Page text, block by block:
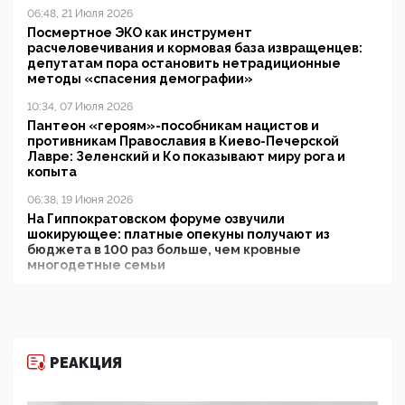
06:48, 21 Июля 2026
Посмертное ЭКО как инструмент
расчеловечивания и кормовая база извращенцев:
депутатам пора остановить нетрадиционные
методы «спасения демографии»
10:34, 07 Июля 2026
Пантеон «героям»-пособникам нацистов и
противникам Православия в Киево-Печерской
Лавре: Зеленский и Ко показывают миру рога и
копыта
06:38, 19 Июня 2026
На Гиппократовском форуме озвучили
шокирующее: платные опекуны получают из
бюджета в 100 раз больше, чем кровные
многодетные семьи
11:53, 09 Июня 2026
РЕАКЦИЯ